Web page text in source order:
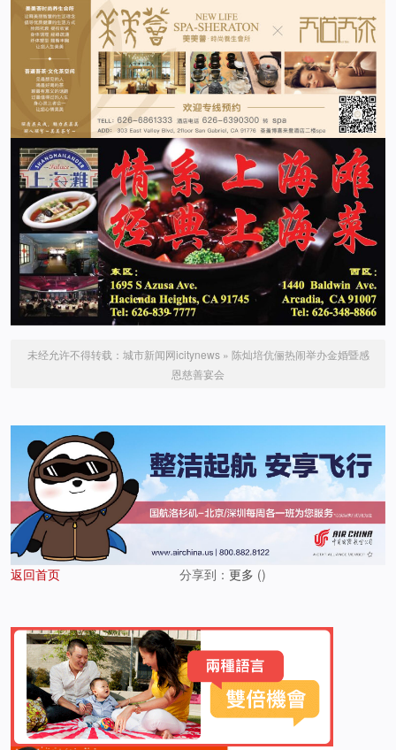
未经允许不得转载： 城市新闻网icitynews» 陈灿培伉俪热闹举办金婚暨感
恩慈善宴会
返回首页 分享到： 更多 ()